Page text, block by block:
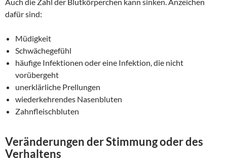
dafür sind:
Müdigkeit
Schwächegefühl
häufige Infektionen oder eine Infektion, die nicht
vorübergeht
unerklärliche Prellungen
wiederkehrendes Nasenbluten
Zahnfleischbluten
Veränderungen der Stimmung oder des
Verhaltens